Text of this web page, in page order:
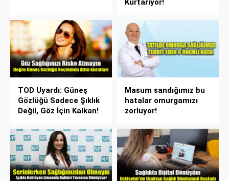
Kurtarıyor!
TOD Uyardı: Güneş
Gözlüğü Sadece Şıklık
Değil, Göz İçin Kalkan!
Masum sandığımız bu
hatalar omurgamızı
zorluyor!